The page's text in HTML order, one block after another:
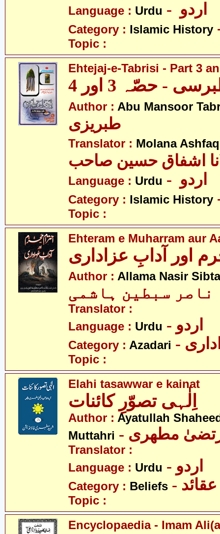
Language : Urdu
Category : Islamic History
Topic :
Ehtejaj-e-Tabrisi - Part 3
- حصّہ 3 اور 4
Author : Abu Mansoor
طبریزی
Translator : Molana
اشفاق حسین صاحب
Language : Urdu
Category : Islamic History
Topic :
Ehteram e Muharram aur
اور آدابِ عزاداری
Author : Allama Nasir
ناصر سبطین ہاشمی
Translator :
Language : Urdu - اردو
Category : Azadari
Topic :
Elahi tasawwar e kainat
اِلٰہی تصوّرِ کائنات
Author : Ayatullah
Muttahri
مطھری
Translator :
Language : Urdu - اردو
Category : Beliefs - عقائد
Topic :
Encyclopaedia - Imam